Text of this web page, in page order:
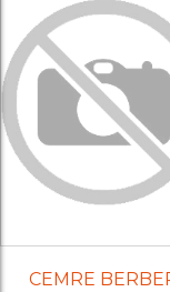
CEMRE